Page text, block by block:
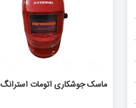
ماسک جوشکاری اتومات استرانگ